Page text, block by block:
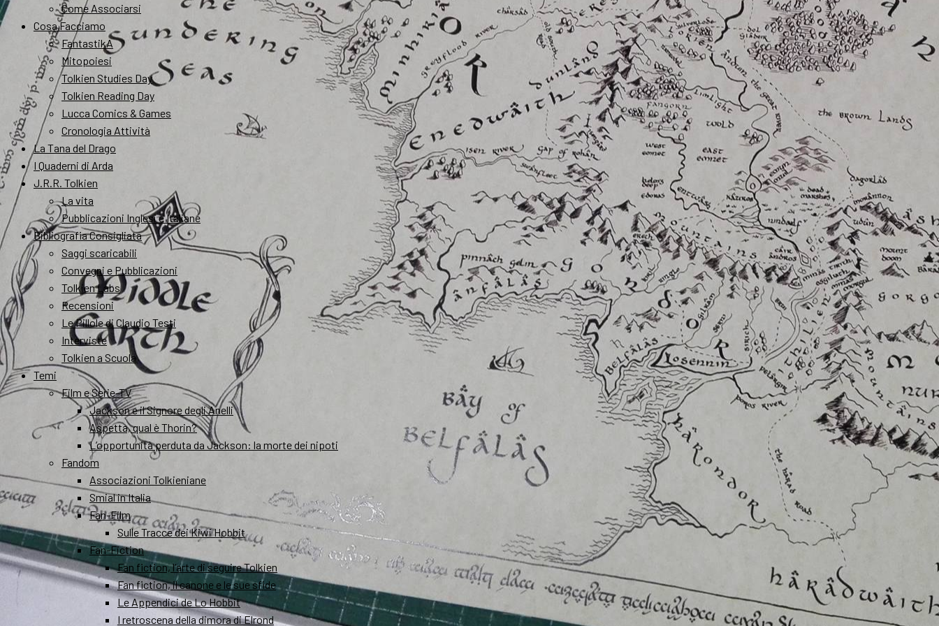
Come Associarsi
Cosa Facciamo
FantastikA
Mitopoiesi
Tolkien Studies Day
Tolkien Reading Day
Lucca Comics & Games
Cronologia Attività
La Tana del Drago
I Quaderni di Arda
J.R.R. Tolkien
La vita
Pubblicazioni Inglesi e Italiane
Bibliografia Consigliata
Saggi scaricabili
Convegni e Pubblicazioni
Tolkien Labs
Recensioni
Le Pillole di Claudio Testi
Interviste
Tolkien a Scuola
Temi
Film e Serie-TV
Jackson e il Signore degli Anelli
Aspetta, qual è Thorin?
L’opportunità perduta da Jackson: la morte dei nipoti
Fandom
Associazioni Tolkieniane
Smial in Italia
Fan-Film
Sulle Tracce dei Kiwi Hobbit
Fan-Fiction
Fan fiction, l’arte di seguire Tolkien
Fan fiction, il canone e le sue sfide
Le Appendici de Lo Hobbit
I retroscena della dimora di Elrond